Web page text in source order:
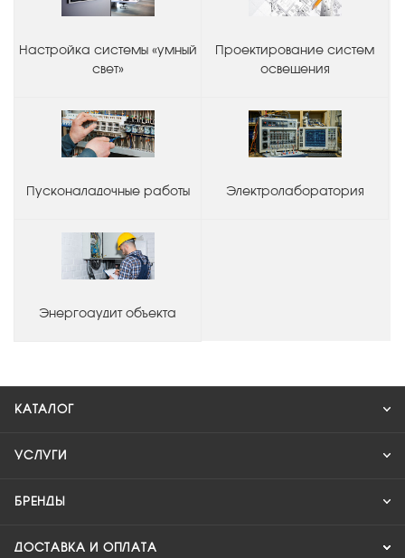
Настройка системы «умный
свет»
Проектирование систем
освещения
Пусконаладочные работы Электролаборатория
Энергоаудит объекта
КАТАЛОГ
УСЛУГИ
БРЕНДЫ
ДОСТАВКА И ОПЛАТА